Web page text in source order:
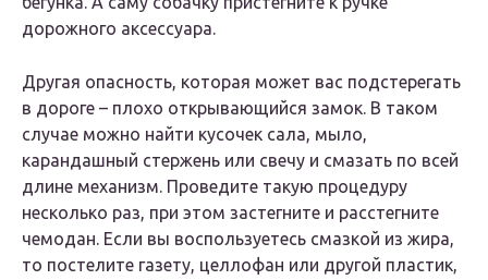
дорожного аксессуара.
Другая опасность, которая может вас подстерегать
в дороге – плохо открывающийся замок. В таком
случае можно найти кусочек сала, мыло,
карандашный стержень или свечу и смазать по всей
длине механизм. Проведите такую процедуру
несколько раз, при этом застегните и расстегните
чемодан. Если вы воспользуетесь смазкой из жира,
то постелите газету, целлофан или другой пластик,